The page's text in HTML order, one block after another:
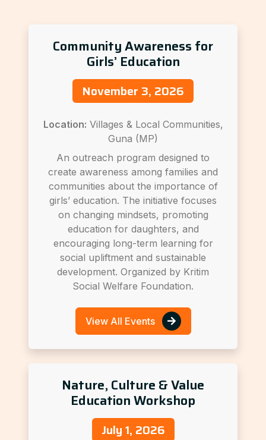
Community Awareness for
Girls’ Education
November 3, 2026
Location: Villages & Local Communities,
Guna (MP)
An outreach program designed to
create awareness among families and
communities about the importance of
girls’ education. The initiative focuses
on changing mindsets, promoting
education for daughters, and
encouraging long-term learning for
social upliftment and sustainable
development. Organized by Kritim
Social Welfare Foundation.
View All Events
Nature, Culture & Value
Education Workshop
July 1, 2026